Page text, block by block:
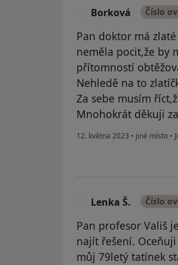
Borková Číslo
Pan doktor má
neměla pocit,že by
přítomností
Nehledě na to
Za sebe musím
Mnohokrát děkuji
12. května 2023 • jiné místo •
Lenka Š. Číslo
Pan profesor Vališ
najít řešení.
můj 79letý tatínek